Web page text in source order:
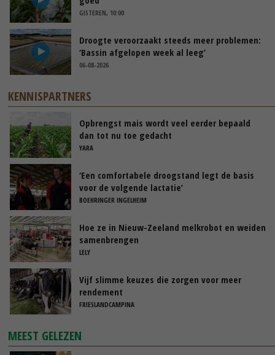
GISTEREN, 10:00
Droogte veroorzaakt steeds meer problemen:
‘Bassin afgelopen week al leeg’
06-08-2026
KENNISPARTNERS
Opbrengst mais wordt veel eerder bepaald
dan tot nu toe gedacht
YARA
‘Een comfortabele droogstand legt de basis
voor de volgende lactatie’
BOEHRINGER INGELHEIM
Hoe ze in Nieuw-Zeeland melkrobot en weiden
samenbrengen
LELY
Vijf slimme keuzes die zorgen voor meer
rendement
FRIESLANDCAMPINA
MEEST GELEZEN